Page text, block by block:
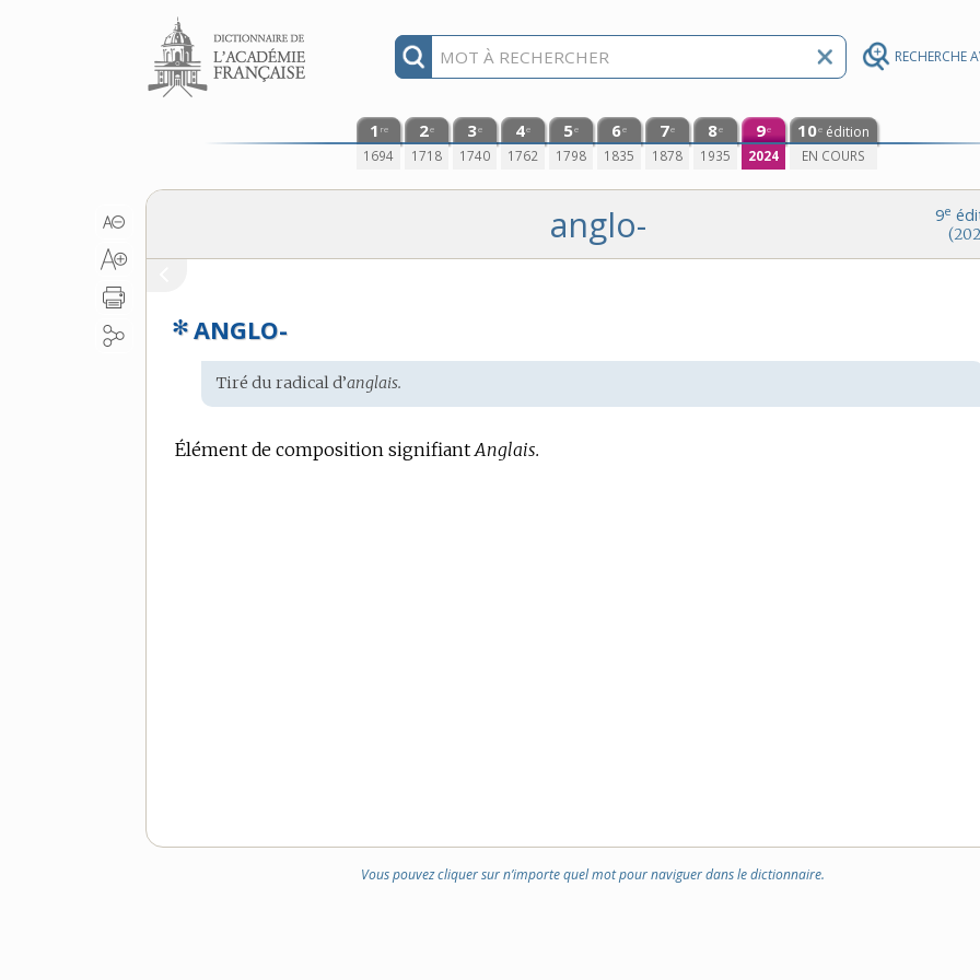
RECHERCHE
Aller au contenu
1 re
1694
2e
1718
3e
1740
4e
1762
5e
1798
6e
1835
7e
1878
8e
1935
9e
2024
10e édition
EN COURS
9e
anglo-
✻ ANGLO-
Étymologie
:
Tiré du radical d’anglais.
Élément de composition signifiant Anglais.
Vous pouvez cliquer sur n’importe quel mot pour naviguer dans le dictionnaire.